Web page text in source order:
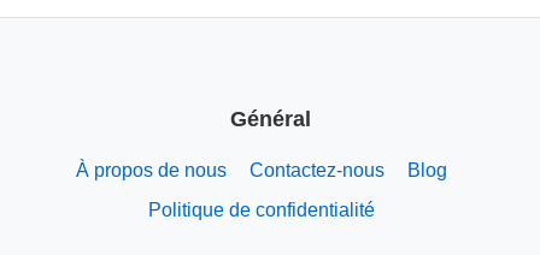
Général
À propos de nous Contactez-nous
Blog
Politique de confidentialité